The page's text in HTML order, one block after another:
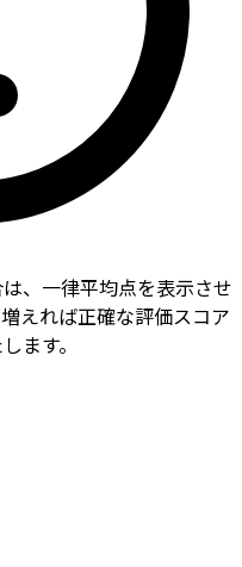
、一律平均点を表示させ
えれば正確な評価スコア
ます。